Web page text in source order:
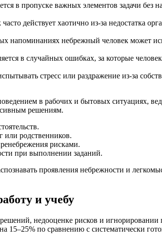
в пропуске важных элементов задачи без
действует хаотично из-за недостатка
напоминаниях небрежный человек может
в случайных ошибках, за которые
стресс или раздражение из-за
в рабочих и бытовых ситуациях,
решениям.
или родственников.
рисками.
при выполнении заданий.
проявления небрежности и
и учебу
недооценке рисков и игнорировании
15–25% по сравнению с систематически